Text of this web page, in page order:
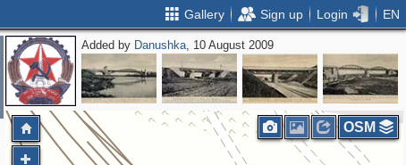
Gallery Sign up Login EN
Added by Danushka, 10 August 2009
OSM